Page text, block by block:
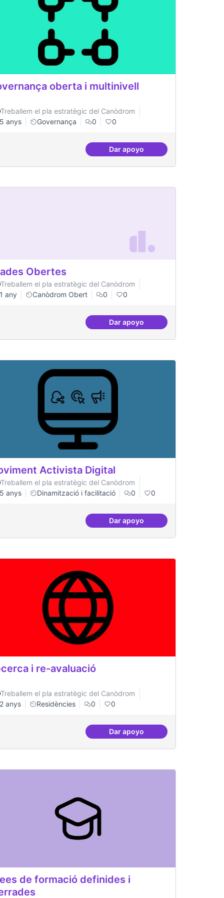
consolidació
oberta i multinivell
Treballem el pla estratègic del Canòdrom
5 anys
Governança 0 0
Dar apoyoGovernança oberta i
Obertes
Treballem el pla estratègic del Canòdrom
1 any
Canòdrom Obert 0 0
Dar apoyoGrades Obertes
Activista Digital
Treballem el pla estratègic del Canòdrom
5 anys
Dinamització i facilitació 0 0
Dar apoyoMoviment Activista Digital
específiques
i re-avaluació
Treballem el pla estratègic del Canòdrom
2 anys
Residències 0 0
Dar apoyoRecerca i re-avaluació
de formació definides i